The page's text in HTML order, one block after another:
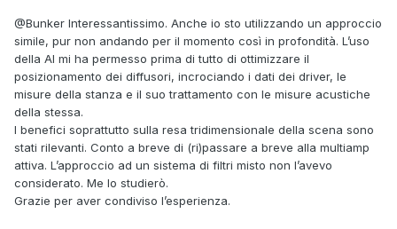
@Bunker Interessantissimo. Anche io sto utilizzando un approccio
simile, pur non andando per il momento così in profondità. L’uso
della AI mi ha permesso prima di tutto di ottimizzare il
posizionamento dei diffusori, incrociando i dati dei driver, le
misure della stanza e il suo trattamento con le misure acustiche
della stessa.
I benefici soprattutto sulla resa tridimensionale della scena sono
stati rilevanti. Conto a breve di (ri)passare a breve alla multiamp
attiva. L’approccio ad un sistema di filtri misto non l’avevo
considerato. Me lo studierò.
Grazie per aver condiviso l’esperienza.